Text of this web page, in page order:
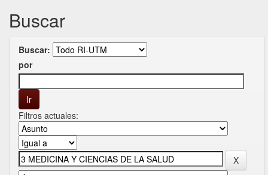
Buscar
Buscar:
por
Filtros actuales: